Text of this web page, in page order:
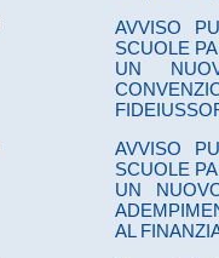
AVVISO
SCUOLE
UN
AVVISO
SCUOLE
UN
AL